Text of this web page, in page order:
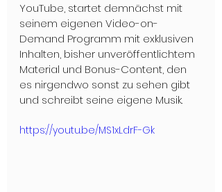
YouTube, startet demnächst mit
seinem eigenen Video-on-
Demand Programm mit exklusiven
Inhalten, bisher unveröffentlichtem
Material und Bonus-Content, den
es nirgendwo sonst zu sehen gibt
und schreibt seine eigene Musik.
https://youtu.be/MS1xLdrF-Gk